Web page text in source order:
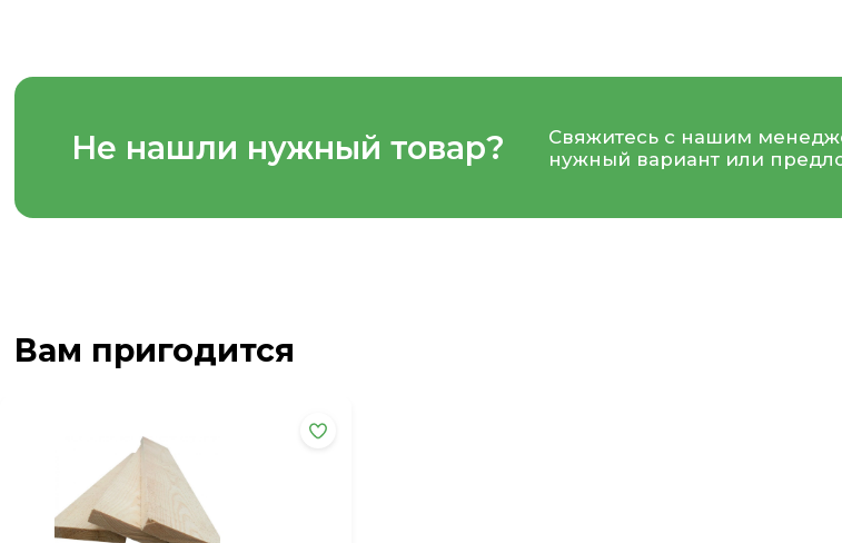
Не нашли нужный товар?
Свяжитесь с нашим
нужный вариант или
Вам пригодится